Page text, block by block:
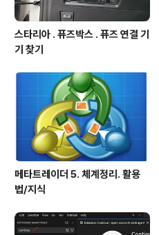
스타리아 . 퓨즈박스 . 퓨즈 연결 기
기 찾기
메타트레이더 5. 체계정리. 활용
법/지식